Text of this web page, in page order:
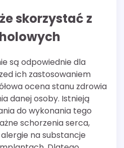
skorzystać z
są odpowiednie dla
ich zastosowaniem
ocena stanu zdrowia
danej osoby. Istnieją
do wykonania tego
schorzenia serca,
na substancje